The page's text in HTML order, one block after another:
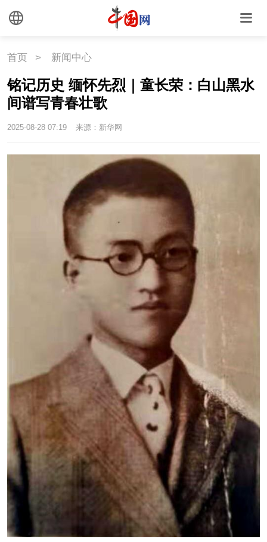
首页 > 新闻中心
铭记历史 缅怀先烈｜童长荣：白山黑水
间谱写青春壮歌
2025-08-28 07:19 来源：新华网